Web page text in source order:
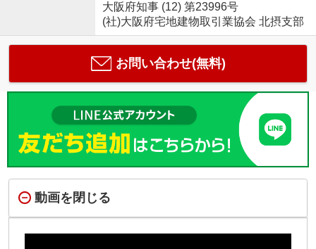
大阪府知事 (12) 第23996号
(社)大阪府宅地建物取引業協会 北摂支部
お問い合わせ(無料)
動画を閉じる